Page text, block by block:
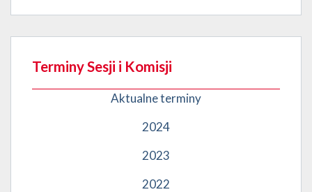
Terminy Sesji i Komisji
Aktualne terminy
2024
2023
2022